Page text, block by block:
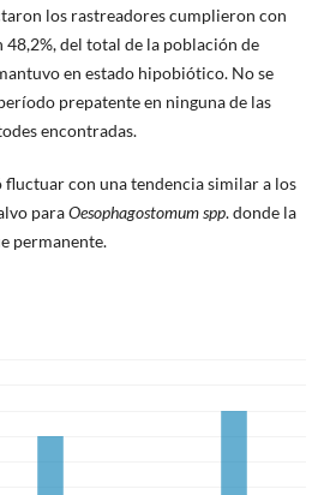
los rastreadores cumplieron con
del total de la población de
en estado hipobiótico. No se
prepatente en ninguna de las
encontradas.
fluctuar con una tendencia similar a los
paraOesophagostomum spp. donde la
permanente.